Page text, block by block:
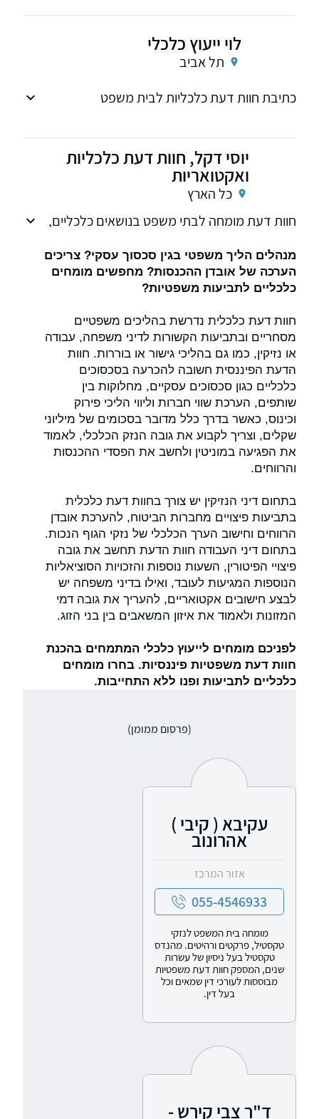
לוי ייעוץ כלכלי
תל אביב
כתיבת חוות דעת כלכליות לבית משפט
יוסי דקל, חוות דעת כלכליות
ואקטואריות
כל הארץ
חוות דעת מומחה לבתי משפט בנושאים כלכליים,
מנהלים הליך משפטי בגין סכסוך עסקי? צריכים
הערכה של אובדן ההכנסות? מחפשים מומחים
כלכליים לתביעות משפטיות?
חוות דעת כלכלית נדרשת בהליכים משפטיים
מסחריים ובתביעות הקשורות לדיני משפחה, עבודה
או נזיקין, כמו גם בהליכי גישור או בוררות. חוות
הדעת הפיננסית חשובה להכרעה בסכסוכים
כלכליים כגון סכסוכים עסקיים, מחלוקות בין
שותפים, הערכת שווי חברות וליווי הליכי פירוק
וכינוס, כאשר בדרך כלל מדובר בסכומים של מיליוני
שקלים, וצריך לקבוע את גובה הנזק הכלכלי, לאמוד
את הפגיעה במוניטין ולחשב את הפסדי ההכנסות
והרווחים.
בתחום דיני הנזיקין יש צורך בחוות דעת כלכלית
בתביעות פיצויים מחברות הביטוח, להערכת אובדן
הרווחים וחישוב הערך הכלכלי של נזקי הגוף הנכות.
בתחום דיני העבודה חוות הדעת תחשב את גובה
פיצויי הפיטורין, השעות נוספות והזכויות הסוציאליות
הנוספות המגיעות לעובד, ואילו בדיני משפחה יש
לבצע חישובים אקטואריים, להעריך את גובה דמי
המזונות ולאמוד את איזון המשאבים בין בני הזוג.
לפניכם מומחים לייעוץ כלכלי המתמחים בהכנת
חוות דעת משפטיות פיננסיות. בחרו מומחים
כלכליים לתביעות ופנו ללא התחייבות.
(פרסום ממומן)
עקיבא ( קיבי )
אהרונוב
אזור המרכז
055-4546933
מומחה בית המשפט לנזקי
טקסטיל, פרקטים ורהיטים. מהנדס
טקסטיל בעל ניסיון של עשרות
שנים, המספק חוות דעת משפטיות
מבוססות לעורכי דין שמאים וכל
בעל דין.
ד"ר צבי קירש -